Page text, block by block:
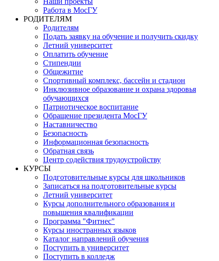
Работа в МосГУ
РОДИТЕЛЯМ
Родителям
Подать заявку на обучение и получить скидку
Летний университет
Оплатить обучение
Стипендии
Общежитие
Спортивный комплекс, бассейн и стадион
Инклюзивное образование и охрана здоровья
обучающихся
Патриотическое воспитание
Обращение президента МосГУ
Наставничество
Безопасность
Информационная безопасность
Обратная связь
Центр содействия трудоустройству
КУРСЫ
Подготовительные курсы для школьников
Записаться на подготовительные курсы
Летний университет
Курсы дополнительного образования и
повышения квалификации
Программа "Фитнес"
Курсы иностранных языков
Каталог направлений обучения
Поступить в университет
Поступить в колледж